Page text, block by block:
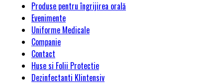
Produse pentru îngrijirea orală
Evenimente
Uniforme Medicale
Companie
Contact
Huse si Folii Protectie
Dezinfectanti Klintensiv